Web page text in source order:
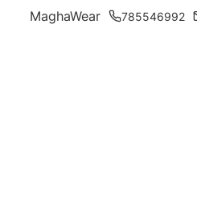
MaghaWear 785546992